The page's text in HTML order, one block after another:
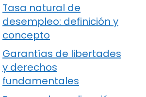
Tasa natural de
desempleo: definición y
concepto
Garantías de libertades
y derechos
fundamentales